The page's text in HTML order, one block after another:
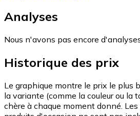
Analyses
Nous n'avons pas encore
Historique des prix
Le graphique montre le prix le plus
la variante (comme la couleur ou la
chère à chaque moment donné.